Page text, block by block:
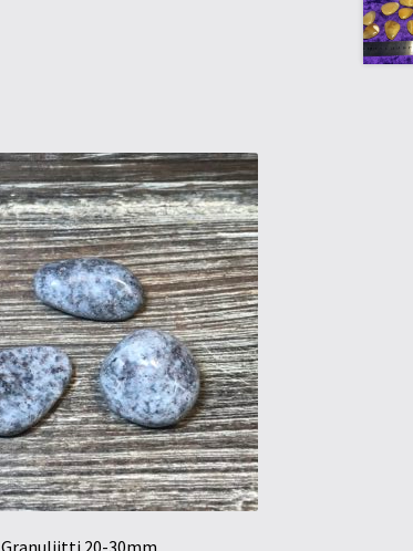
Granuliitti 20-30mm